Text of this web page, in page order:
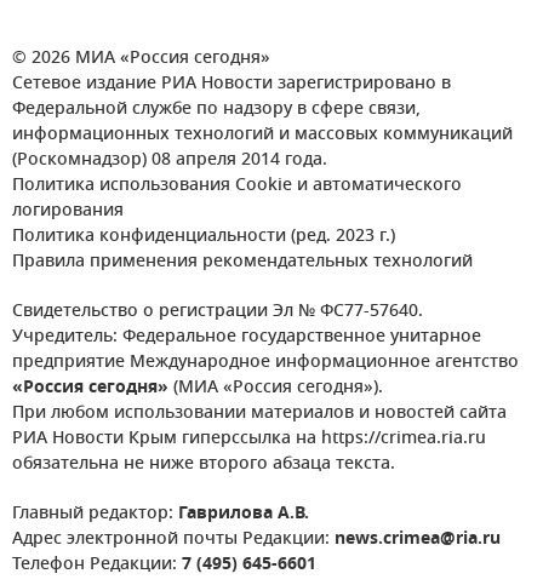
© 2026 МИА «Россия сегодня»
Сетевое издание РИА Новости зарегистрировано в
Федеральной службе по надзору в сфере связи,
информационных технологий и массовых коммуникаций
(Роскомнадзор) 08 апреля 2014 года.
Политика использования Cookie и автоматического
логирования
Политика конфиденциальности (ред. 2023 г.)
Правила применения рекомендательных технологий
Свидетельство о регистрации Эл № ФС77-57640.
Учредитель: Федеральное государственное унитарное
предприятие Международное информационное агентство
«Россия сегодня» (МИА «Россия сегодня»).
При любом использовании материалов и новостей сайта
РИА Новости Крым гиперссылка на https://crimea.ria.ru
обязательна не ниже второго абзаца текста.
Главный редактор: Гаврилова А.В.
Адрес электронной почты Редакции: news.crimea@ria.ru
Телефон Редакции: 7 (495) 645-6601